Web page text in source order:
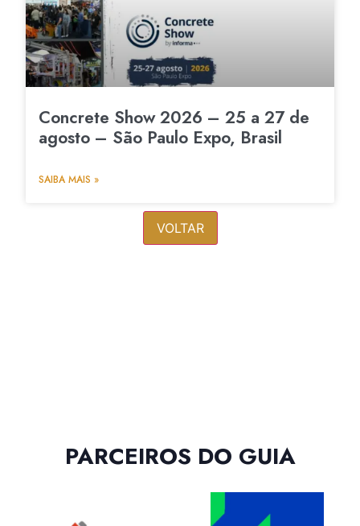
Concrete Show 2026 – 25 a 27 de
agosto – São Paulo Expo, Brasil
SAIBA MAIS »
VOLTAR
PARCEIROS DO GUIA